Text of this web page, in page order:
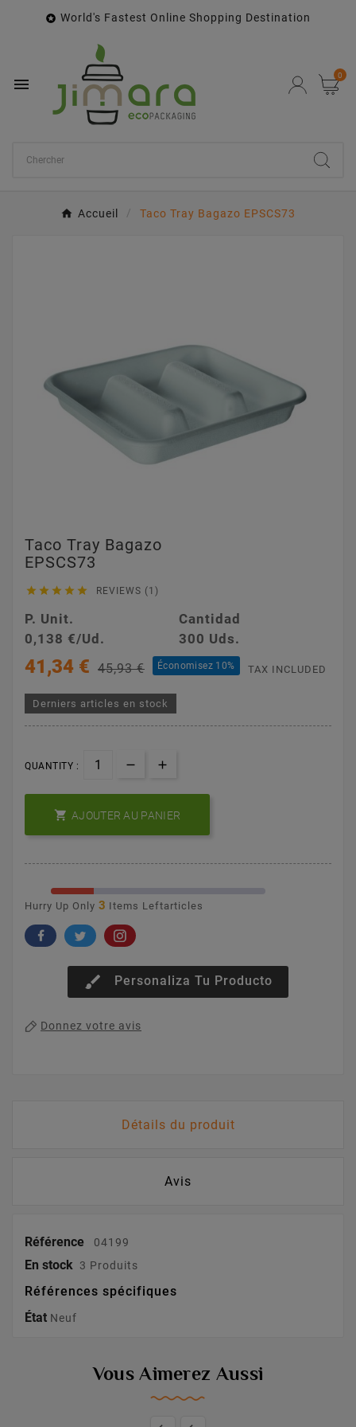
 World's Fastest Online Shopping Destination
 0
Accueil Taco Tray Bagazo EPSCS73
Taco Tray Bagazo
EPSCS73
     REVIEWS (1)
P. Unit.
Cantidad
0,138 €/Ud.
300 Uds.
41,34 € 45,93 € Économisez 10% TAX INCLUDED
Derniers articles en stock
QUANTITY :
 AJOUTER AU PANIER
Hurry Up Only 3 Items Leftarticles
brush Personaliza Tu Producto
Donnez votre avis
Détails du produit
Avis
Référence 04199
En stock 3 Produits
Références spécifiques
État Neuf
Vous Aimerez Aussi